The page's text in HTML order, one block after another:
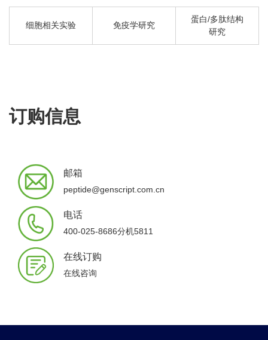
细胞相关实验 免疫学研究
蛋白/多肽结构
研究
订购信息
邮箱
peptide@genscript.com.cn
电话
400-025-8686分机5811
在线订购
在线咨询